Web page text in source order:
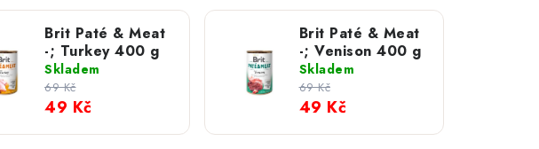
Brit Paté & Meat
-; Turkey 400 g
Skladem
49 Kč
69 Kč
Brit Paté & Meat
-; Venison 400 g
Skladem
49 Kč
69 Kč